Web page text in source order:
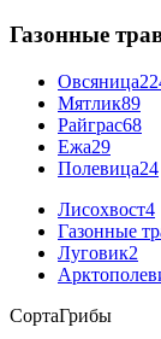
Газонные
Овсяница
Мятлик89
Райграс68
Ежа29
Полевица24
Лисохвост4
Газонные
Луговик2
СортаГрибы